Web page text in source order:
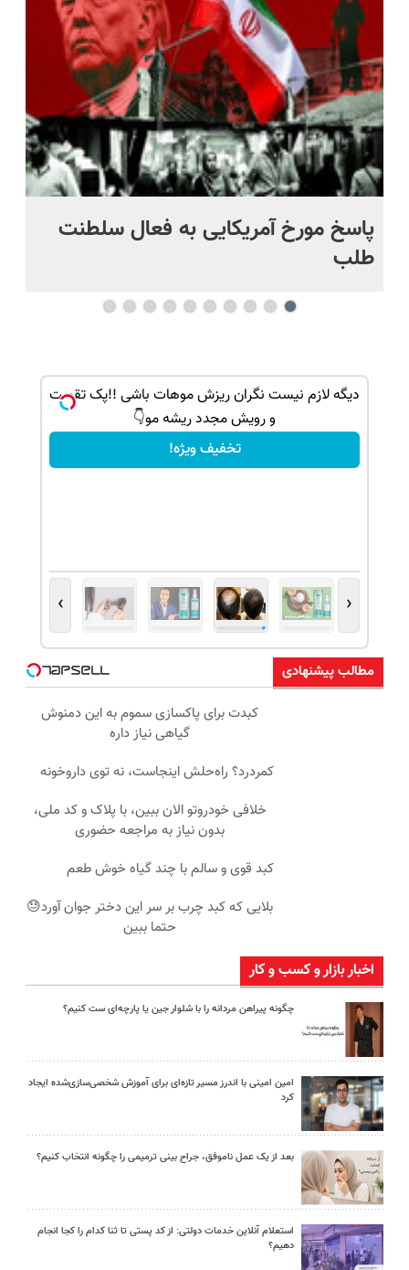
پرداخت
قسطی
رایگان+پرداخت
اقساطی😍
🔥)
((پرسش‌نامه))
پاسخ مورخ آمریکایی به فعال سلطنت
طلب
دیگه لازم نیست نگران ریزش موهات باشی !!پک تقویت
و رویش مجدد ریشه مو👇
تخفیف ویژه!
‹
›
مطالب پیشنهادی
کبدت برای پاکسازی سموم به این دمنوش
گیاهی نیاز داره
کمردرد؟ راه‌حلش اینجاست، نه توی داروخونه
خلافی خودروتو الان ببین، با پلاک و کد ملی،
بدون نیاز به مراجعه حضوری
کبد قوی و سالم با چند گیاه خوش طعم
بلایی که کبد چرب بر سر این دختر جوان آورد😓
حتما ببین
اخبار بازار و کسب و کار
چگونه پیراهن مردانه را با شلوار جین یا پارچه‌ای ست کنیم؟
امین امینی با اندرز مسیر تازه‌ای برای آموزش شخصی‌سازی‌شده ایجاد
کرد
بعد از یک عمل ناموفق، جراح بینی ترمیمی را چگونه انتخاب کنیم؟
استعلام آنلاین خدمات دولتی: از کد پستی تا ثنا کدام را کجا انجام
دهیم؟